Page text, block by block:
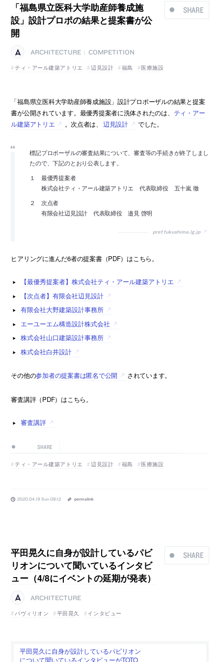
SHARE
「福島県立医科大学助産師養成施
設」設計プロポの結果と提案書が公
開
ARCHITECTURE
COMPETITION
ティ・アール建築アトリエ
辺見設計 福島 医療施設
「福島県立医科大学助産師養成施設」設計プロポーザルの結果と提案
書が公開されています。最優秀提案者に洗体されたのは、 ティ・アー
ル建築アトリエ
。次点者は、 辺見設計 でした。
標記プロポーザルの審査結果について、審査等の手続きが終了しまし
たので、下記のとおり公表します。
１ 最優秀提案者
株式会社ティ・アール建築アトリエ 代表取締役 五十嵐 徹
２ 次点者
有限会社辺見設計 代表取締役 邉見 啓明
pref.fukushima.lg.jp
ヒアリングに進んだ6者の提案書（PDF）はこちら。
【最優秀提案者】株式会社ティ・アール建築アトリエ
【次点者】有限会社辺見設計
有限会社大野建築設計事務所
エーユーエム構造設計株式会社
株式会社山口建築設計事務所
株式会社白井設計
その他の参加者の提案書は匿名で公開 されています。
審査講評（PDF）はこちら。
審査講評
SHARE
ティ・アール建築アトリエ 辺見設計 福島 医療施設
2020.04.19 Sun 08:12 permalink
SHARE
平田晃久に自身が設計しているパビ
リオンについて聞いているインタビ
ュー（4/8にイベントの延期が発表）
ARCHITECTURE
パヴィリオン
平田晃久 インタビュー
平田晃久に自身が設計しているパビリオン
について聞いているインタビューがTOTO